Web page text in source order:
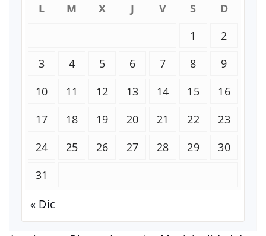
L
M X J V S
D
1
2
3
4 5 6 7 8
9
10
11 12 13 14 15
16
17
18 19 20 21 22
23
24
25 26 27 28 29
30
31
« Dic